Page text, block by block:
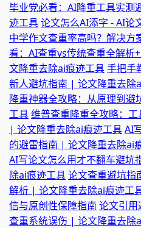
毕业党必看：AI降重工具实
迹工具论文怎么AI添字 - AI论
中学作文查重率高吗？解决方
看：AI查重vs传统查重全解
文降重去除ai痕迹工具手把手
新人避坑指南 | 论文降重去除
降重神器全攻略：从原理到
工具维普查重降重全攻略：
| 论文降重去除ai痕迹工具AI
的避雷指南 | 论文降重去除ai
AI写论文怎么用才不翻车避
除ai痕迹工具论文查重避坑指
解析 | 论文降重去除ai痕迹工
信与原创性保障指南 论文引用
查重系统误伤 | 论文降重去除